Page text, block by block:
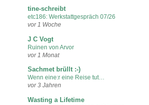
tine-schreibt
etc186: Werkstattgespräch 07/26
vor 1 Woche
J C Vogt
Ruinen von Arvor
vor 1 Monat
Sachmet brüllt :-)
Wenn eine:r eine Reise tut…
vor 3 Jahren
Wasting a Lifetime